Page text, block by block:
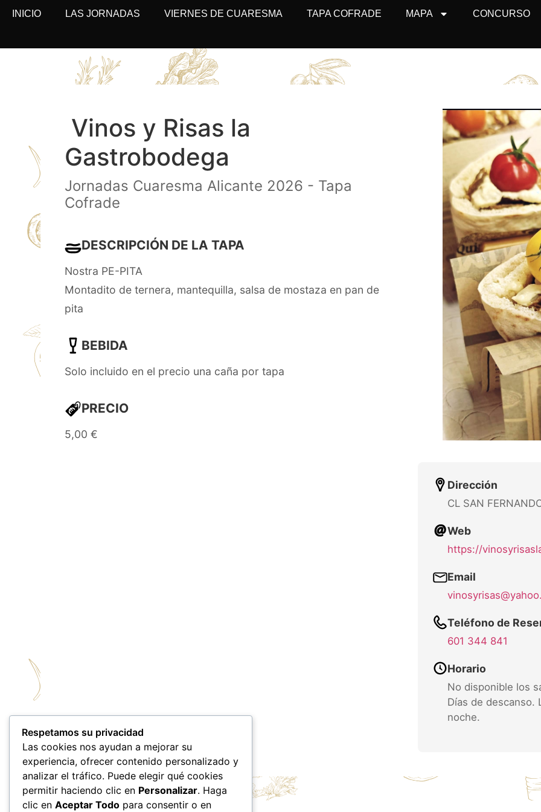
INICIO LAS JORNADAS VIERNES DE CUARESMA TAPA COFRADE MAPA CONCURSO
Vinos y Risas la
Gastrobodega
Jornadas Cuaresma Alicante 2026 - Tapa
Cofrade
DESCRIPCIÓN DE LA TAPA
Nostra PE-PITA
Montadito de ternera, mantequilla, salsa de mostaza en pan de
pita
BEBIDA
Solo incluido en el precio una caña por tapa
PRECIO
5,00 €
Dirección
CL SAN
Web
https://
Email
Teléfono de
601 344 841
Horario
No disponible los
Días de descanso.
noche.
Respetamos su privacidad
Las cookies nos ayudan a mejorar su
experiencia, ofrecer contenido personalizado y
analizar el tráfico. Puede elegir qué cookies
permitir haciendo clic en Personalizar. Haga
clic en Aceptar Todo para consentir o en